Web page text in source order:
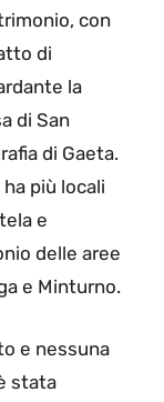
con
di
la
di San
di Gaeta.
più locali
e
delle aree
e Minturno.
e nessuna
stata